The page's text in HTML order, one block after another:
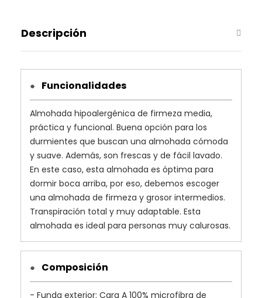
Descripción
● Funcionalidades
Almohada hipoalergénica de firmeza media,
práctica y funcional. Buena opción para los
durmientes que buscan una almohada cómoda
y suave. Además, son frescas y de fácil lavado.
En este caso, esta almohada es óptima para
dormir boca arriba, por eso, debemos escoger
una almohada de firmeza y grosor intermedios.
Transpiración total y muy adaptable. Esta
almohada es ideal para personas muy calurosas.
● Composición
- Funda exterior: Cara A 100% microfibra de